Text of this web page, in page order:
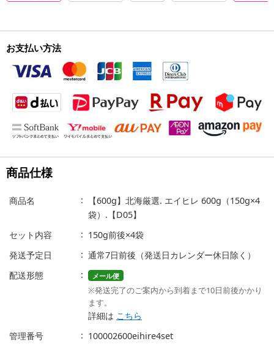
お支払い方法
商品仕様
商品名
【600g】北海厳選. エイヒレ 600g（150g×4
袋）.【D05】
セット内容
150g前後×4袋
発送予定日
通常7日前後（発送日カレンダー休日除く）
配送形態
メール便
※発送完了のご案内から到着まで10日前後かかり
ます。
詳細は こちら
管理番号
100002600eihire4set